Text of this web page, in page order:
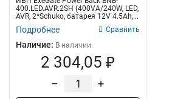
400.LED.AVR.2SH (400VA/240W, LED,
AVR, 2*Schuko, батарея 12V 4.5Ah,...
Подробнее Сравнить
Наличие: В наличии
2 304,05 ₽
– +